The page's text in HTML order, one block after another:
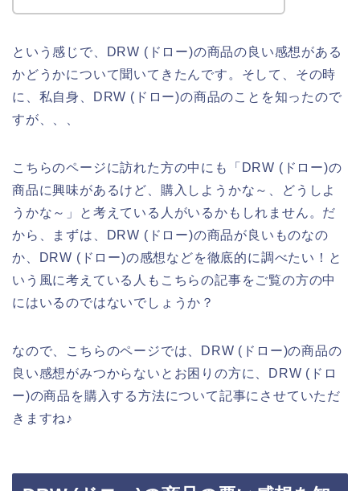
という感じで、DRW (ドロー)の商品の良い感想がある
かどうかについて聞いてきたんです。そして、その時
に、私自身、DRW (ドロー)の商品のことを知ったので
すが、、、
こちらのページに訪れた方の中にも「DRW (ドロー)の
商品に興味があるけど、購入しようかな～、どうしよ
うかな～」と考えている人がいるかもしれません。だ
から、まずは、DRW (ドロー)の商品が良いものなの
か、DRW (ドロー)の感想などを徹底的に調べたい！と
いう風に考えている人もこちらの記事をご覧の方の中
にはいるのではないでしょうか？
なので、こちらのページでは、DRW (ドロー)の商品の
良い感想がみつからないとお困りの方に、DRW (ドロ
ー)の商品を購入する方法について記事にさせていただ
きますね♪